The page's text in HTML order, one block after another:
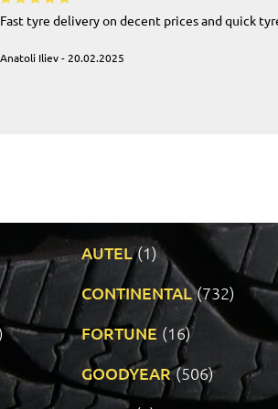
Fast tyre delivery on decent prices and quick
Anatoli Iliev - 20.02.2025
AUTEL (1)
CONTINENTAL (732)
FORTUNE (16)
GOODYEAR (506)